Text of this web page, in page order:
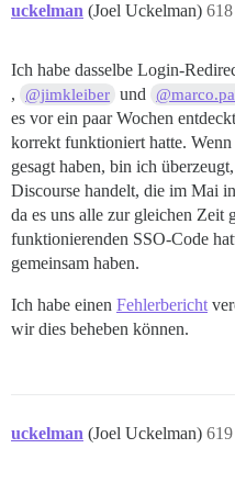
uckelman (Joel Uckelman) 618
Ich habe dasselbe Login-
, @jimkleiber und
es vor ein paar Wochen
korrekt funktioniert hatte.
gesagt haben, bin ich
Discourse handelt, die im Mai
da es uns alle zur gleichen Zeit
funktionierenden SSO-Code
gemeinsam haben.
Ich habe einen Fehlerbericht
wir dies beheben können.
uckelman (Joel Uckelman) 619